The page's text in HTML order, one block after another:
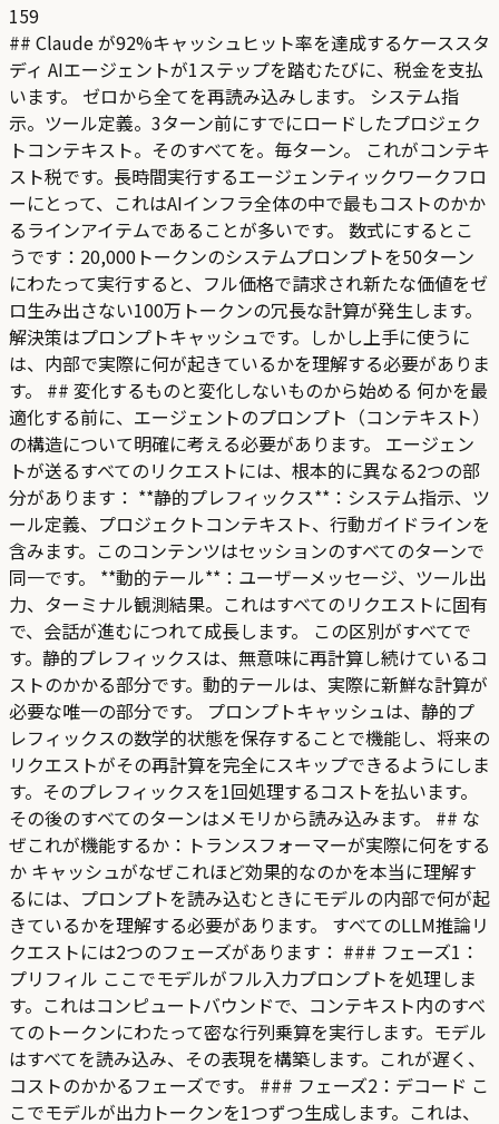
159
## Claude が92%キャッシュヒット率を達成するケーススタ
ディ AIエージェントが1ステップを踏むたびに、税金を支払
います。 ゼロから全てを再読み込みします。 システム指
示。ツール定義。3ターン前にすでにロードしたプロジェク
トコンテキスト。そのすべてを。毎ターン。 これがコンテキ
スト税です。長時間実行するエージェンティックワークフロ
ーにとって、これはAIインフラ全体の中で最もコストのかか
るラインアイテムであることが多いです。 数式にするとこ
うです：20,000トークンのシステムプロンプトを50ターン
にわたって実行すると、フル価格で請求され新たな価値をゼ
ロ生み出さない100万トークンの冗長な計算が発生します。
解決策はプロンプトキャッシュです。しかし上手に使うに
は、内部で実際に何が起きているかを理解する必要がありま
す。 ## 変化するものと変化しないものから始める 何かを最
適化する前に、エージェントのプロンプト（コンテキスト）
の構造について明確に考える必要があります。 エージェン
トが送るすべてのリクエストには、根本的に異なる2つの部
分があります： **静的プレフィックス**：システム指示、ツ
ール定義、プロジェクトコンテキスト、行動ガイドラインを
含みます。このコンテンツはセッションのすべてのターンで
同一です。 **動的テール**：ユーザーメッセージ、ツール出
力、ターミナル観測結果。これはすべてのリクエストに固有
で、会話が進むにつれて成長します。 この区別がすべてで
す。静的プレフィックスは、無意味に再計算し続けているコ
ストのかかる部分です。動的テールは、実際に新鮮な計算が
必要な唯一の部分です。 プロンプトキャッシュは、静的プ
レフィックスの数学的状態を保存することで機能し、将来の
リクエストがその再計算を完全にスキップできるようにしま
す。そのプレフィックスを1回処理するコストを払います。
その後のすべてのターンはメモリから読み込みます。 ## な
ぜこれが機能するか：トランスフォーマーが実際に何をする
か キャッシュがなぜこれほど効果的なのかを本当に理解す
るには、プロンプトを読み込むときにモデルの内部で何が起
きているかを理解する必要があります。 すべてのLLM推論リ
クエストには2つのフェーズがあります： ### フェーズ1：
プリフィル ここでモデルがフル入力プロンプトを処理しま
す。これはコンピュートバウンドで、コンテキスト内のすべ
てのトークンにわたって密な行列乗算を実行します。モデル
はすべてを読み込み、その表現を構築します。これが遅く、
コストのかかるフェーズです。 ### フェーズ2：デコード こ
こでモデルが出力トークンを1つずつ生成します。これは、